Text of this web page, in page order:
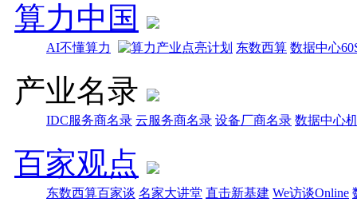
算力中国
AI不懂算力 东数西算 数据中心
产业名录
IDC服务商名录 云服务商名录 设备厂商名录 数据中心
百家观点
东数西算百家谈 名家大讲堂 直击新基建 We访谈Online